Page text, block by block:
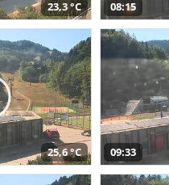
23,3 °C 08:15
25,6 °C 09:33